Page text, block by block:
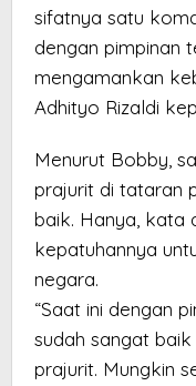
sifatnya satu
dengan pimpinan
mengamankan
Adhityo Rizaldi
Menurut Bobby,
prajurit di tataran
baik. Hanya, kata
kepatuhannya
negara.
“Saat ini dengan
sudah sangat
prajurit. Mungkin